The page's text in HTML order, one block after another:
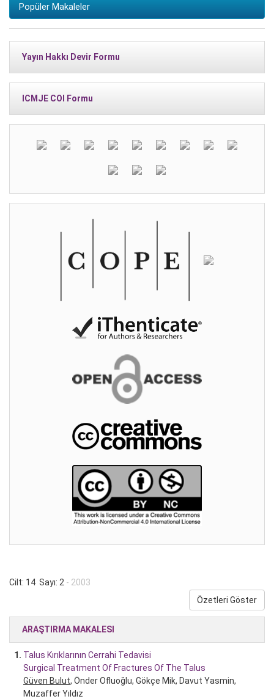
Popüler Makaleler
Yayın Hakkı Devir Formu
ICMJE COI Formu
Cilt: 14 Sayı: 2 - 2003
Özetleri Göster
ARAŞTIRMA MAKALESI
1. Talus Kırıklarının Cerrahi Tedavisi
Surgical Treatment Of Fractures Of The Talus
Güven Bulut, Önder Ofluoğlu, Gökçe Mik, Davut Yasmin,
Muzaffer Yıldız